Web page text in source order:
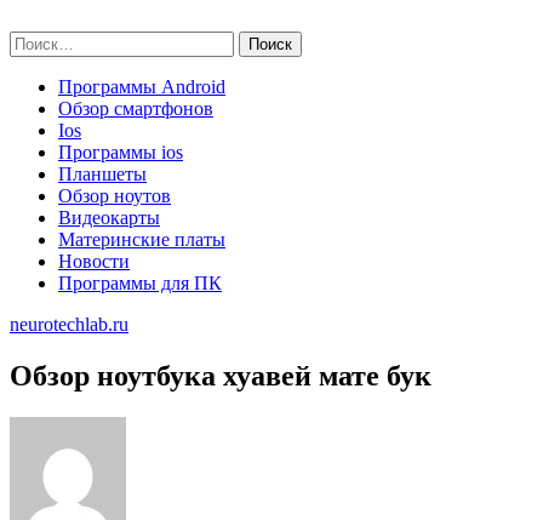
to
content
Найти:
Программы Android
Обзор смартфонов
Ios
Программы ios
Планшеты
Обзор ноутов
Видеокарты
Материнские платы
Новости
Программы для ПК
neurotechlab.ru
Обзор ноутбука хуавей мате бук